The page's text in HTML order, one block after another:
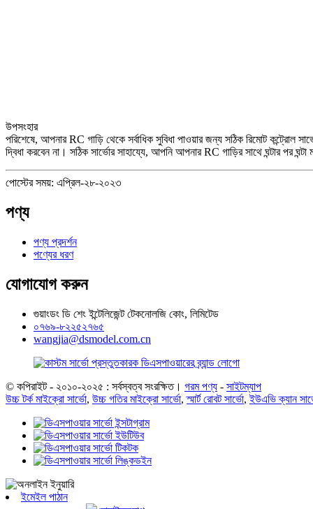
উপসংহার
পরিশেষে, আপনার RC গাড়ি থেকে সর্বাধিক সুবিধা পাওয়ার জন্য সঠিক রিমোট কন্ট্রোল
দ্বিধা করবেন না। সঠিক সার্ভোর সাহায্যে, আপনি আপনার RC গাড়ির সাথে ঘন্টার পর
পোস্টের সময়: এপ্রিল-২৮-২০২৩
পণ্য
পণ্য প্রদর্শন
পণ্যের ধরণ
যোগাযোগ করুন
গুয়াংডং ডি শেং ইন্টেলিজেন্ট টেকনোলজি কোং, লিমিটেড
০৭৬৯-৮২২৫২৭৬৫
wangjia@dsmodel.com.cn
© কপিরাইট - ২০১০-২০২৫ : সর্বস্বত্ব সংরক্ষিত। গরম পণ্য - সাইটম্যাপ
উচ্চ টর্ক মাইক্রো সার্ভো, উচ্চ গতির মাইক্রো সার্ভো,স্মার্ট রোবট সার্ভো,ইউএভি ক্যান
ইমেইল পাঠান